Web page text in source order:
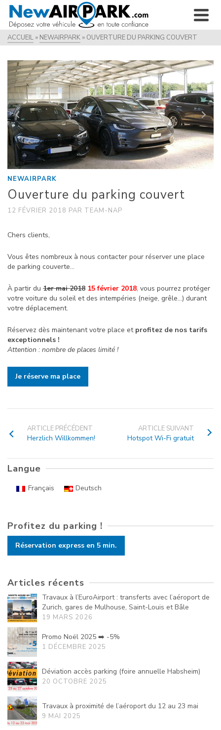
ACCUEIL » NEWAIRPARK » OUVERTURE DU PARKING COUVERT
NEWAIRPARK
Ouverture du parking couvert
12 FÉVRIER 2018 PAR TEAM-NAP
Chers clients,
Vous êtes nombreux à nous contacter pour réserver une place
de parking couverte…
À partir du 1er mai 2018 15 février 2018, vous pourrez protéger
votre voiture du soleil et des intempéries (neige, grêle…) durant
votre déplacement.
Réservez dès maintenant votre place et profitez de nos tarifs
exceptionnels !
Attention : nombre de places limité !
Je réserve ma place
ARTICLE PRÉCÉDENT
Herzlich Willkommen!
ARTICLE SUIVANT
Hotspot Wi-Fi gratuit
Langue
Français Deutsch
Profitez du parking !
Réservation express en 5 min.
Articles récents
Travaux à l’EuroAirport : transferts avec l’aéroport de
Zurich, gares de Mulhouse, Saint-Louis et Bâle
19 MARS 2026
Promo Noël 2025 ➡️ -5%
1 DÉCEMBRE 2025
Déviation accès parking (foire annuelle Habsheim)
20 OCTOBRE 2025
Travaux à proximité de l’aéroport du 12 au 23 mai
9 MAI 2025